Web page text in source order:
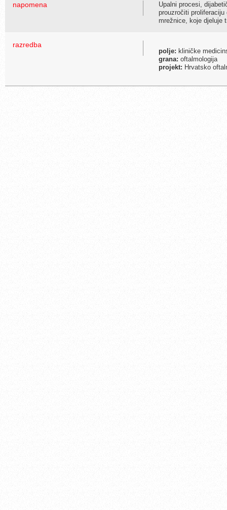
napomena
Upalni procesi,
prouzročiti
mrežnice, koje djeluje
razredba
polje: kliničke
grana: oftalmologija
projekt: Hrvatsko